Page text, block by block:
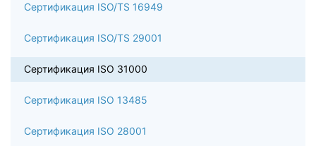
Сертификация ISO/TS 16949
Сертификация ISO/TS 29001
Сертификация ISO 31000
Сертификация ISO 13485
Сертификация ISO 28001